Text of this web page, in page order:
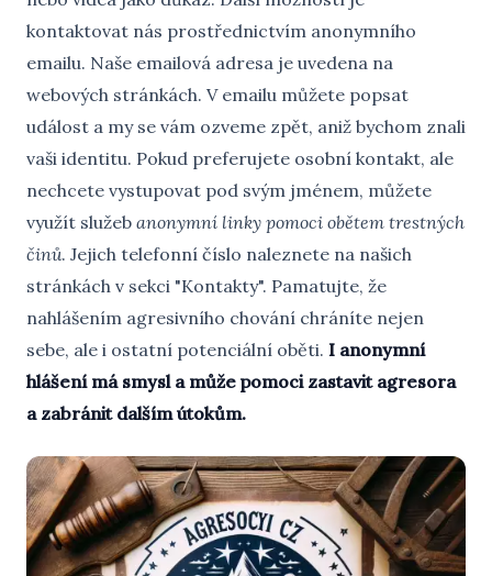
kontaktovat nás prostřednictvím anonymního
emailu. Naše emailová adresa je uvedena na
webových stránkách. V emailu můžete popsat
událost a my se vám ozveme zpět, aniž bychom znali
vaši identitu. Pokud preferujete osobní kontakt, ale
nechcete vystupovat pod svým jménem, můžete
využít služeb anonymní linky pomoci obětem trestných
činů. Jejich telefonní číslo naleznete na našich
stránkách v sekci "Kontakty". Pamatujte, že
nahlášením agresivního chování chráníte nejen
sebe, ale i ostatní potenciální oběti. I anonymní
hlášení má smysl a může pomoci zastavit agresora
a zabránit dalším útokům.